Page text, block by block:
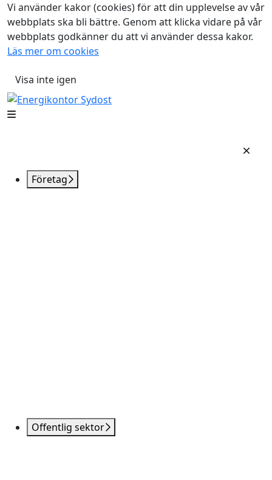
Vi använder kakor (cookies) för att din upplevelse av vår
webbplats ska bli bättre. Genom att klicka vidare på vår
webbplats godkänner du att vi använder dessa kakor.
Läs mer om cookies
Visa inte igen
Företag
Offentlig sektor